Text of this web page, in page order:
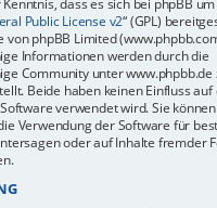
dass es sich bei phpBB
Public License v2“ (GPL)
von phpBB Limited
Informationen werden durch die
Community unter www.phpbb.de
Beide haben keinen Einfluss auf
verwendet wird. Sie können
Verwendung der Software für
oder auf Inhalte fremder